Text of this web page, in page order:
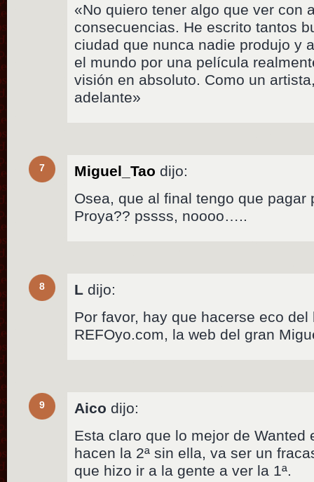
«No quiero tener algo que ver con
consecuencias. He escrito tantos
ciudad que nunca nadie produjo y
el mundo por una película
visión en absoluto. Como un
adelante»
7 Miguel_Tao dijo:
Osea, que al final tengo que pagar
Proya?? pssss, noooo…..
8 L dijo:
Por favor, hay que hacerse eco
REFOyo.com, la web del gran
9 Aico dijo:
Esta claro que lo mejor de Wanted
hacen la 2ª sin ella, va ser un
que hizo ir a la gente a ver la 1ª.